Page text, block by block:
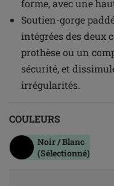
forme, avec une
Soutien-gorge
intégrées des deux
prothèse ou un
sécurité, et
irrégularités.
COULEURS
Noir / Blanc
(Sélectionné)